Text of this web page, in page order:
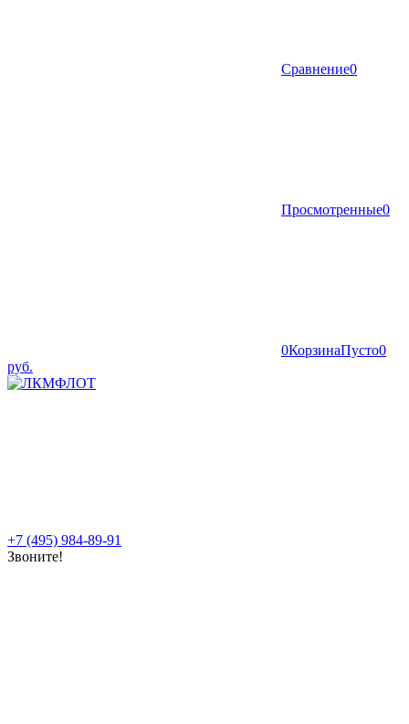
Сравнение0
Просмотренные0
0КорзинаПусто0
руб.
+7 (495) 984-89-91
Звоните!